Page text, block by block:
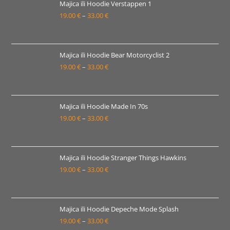
19.00 €
do
Majica ili Hoodie Verstappen 1
19.00€– 33.00€Raspon
19.00 €
do
Majica ili Hoodie Bear Motorcyclist 2
19.00€– 33.00€Raspon
19.00 €
do
Majica ili Hoodie Made In 70s
19.00€– 33.00€Raspon
19.00 €
do
Majica ili Hoodie Stranger Things Hawkins
19.00€– 33.00€Raspon
19.00 €
do
Majica ili Hoodie Depeche Mode Splash
19.00€– 33.00€Raspon